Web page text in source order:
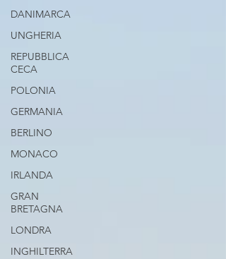
DANIMARCA
UNGHERIA
REPUBBLICA
CECA
POLONIA
GERMANIA
BERLINO
MONACO
IRLANDA
GRAN
BRETAGNA
LONDRA
INGHILTERRA